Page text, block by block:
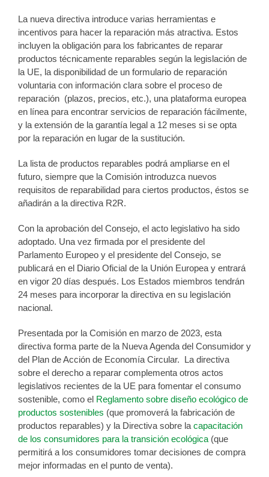
La nueva directiva introduce varias herramientas e
incentivos para hacer la reparación más atractiva. Estos
incluyen la obligación para los fabricantes de reparar
productos técnicamente reparables según la legislación de
la UE, la disponibilidad de un formulario de reparación
voluntaria con información clara sobre el proceso de
reparación (plazos, precios, etc.), una plataforma europea
en línea para encontrar servicios de reparación fácilmente,
y la extensión de la garantía legal a 12 meses si se opta
por la reparación en lugar de la sustitución.
La lista de productos reparables podrá ampliarse en el
futuro, siempre que la Comisión introduzca nuevos
requisitos de reparabilidad para ciertos productos, éstos se
añadirán a la directiva R2R.
Con la aprobación del Consejo, el acto legislativo ha sido
adoptado. Una vez firmada por el presidente del
Parlamento Europeo y el presidente del Consejo, se
publicará en el Diario Oficial de la Unión Europea y entrará
en vigor 20 días después. Los Estados miembros tendrán
24 meses para incorporar la directiva en su legislación
nacional.
Presentada por la Comisión en marzo de 2023, esta
directiva forma parte de la Nueva Agenda del Consumidor y
del Plan de Acción de Economía Circular. La directiva
sobre el derecho a reparar complementa otros actos
legislativos recientes de la UE para fomentar el consumo
sostenible, como el Reglamento sobre diseño ecológico de
productos sostenibles (que promoverá la fabricación de
productos reparables) y la Directiva sobre la capacitación
de los consumidores para la transición ecológica (que
permitirá a los consumidores tomar decisiones de compra
mejor informadas en el punto de venta).